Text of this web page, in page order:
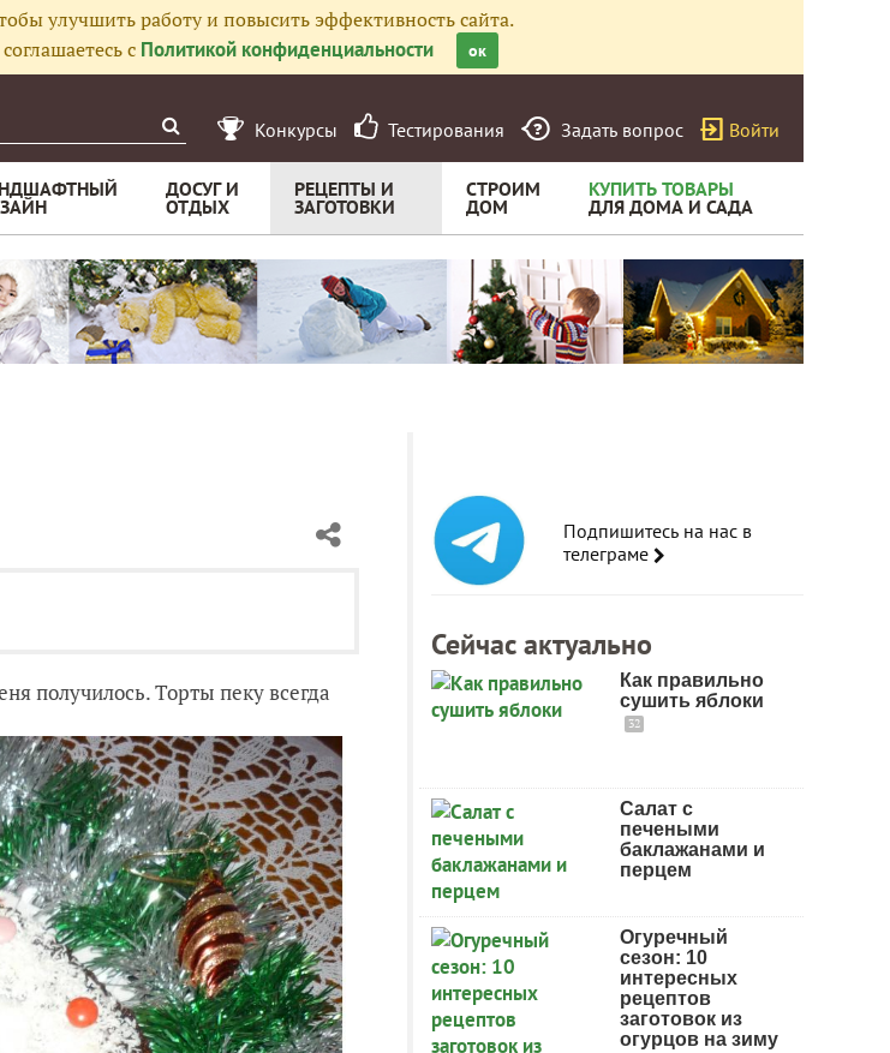
улучшить работу и повысить эффективность сайта.
с Политикой конфиденциальности ок
Конкурсы Тестирования Задать вопрос Войти
ДОСУГ И
ОТДЫХ
РЕЦЕПТЫ И
ЗАГОТОВКИ
СТРОИМ
ДОМ
КУПИТЬ ТОВАРЫ
ДЛЯ ДОМА И САДА
получилось. Торты пеку всегда
Подпишитесь на нас в
телеграме
Сейчас актуально
Как правильно
сушить яблоки
32
Салат с
печеными
баклажанами и
перцем
Огуречный
сезон: 10
интересных
рецептов
заготовок из
огурцов на зиму